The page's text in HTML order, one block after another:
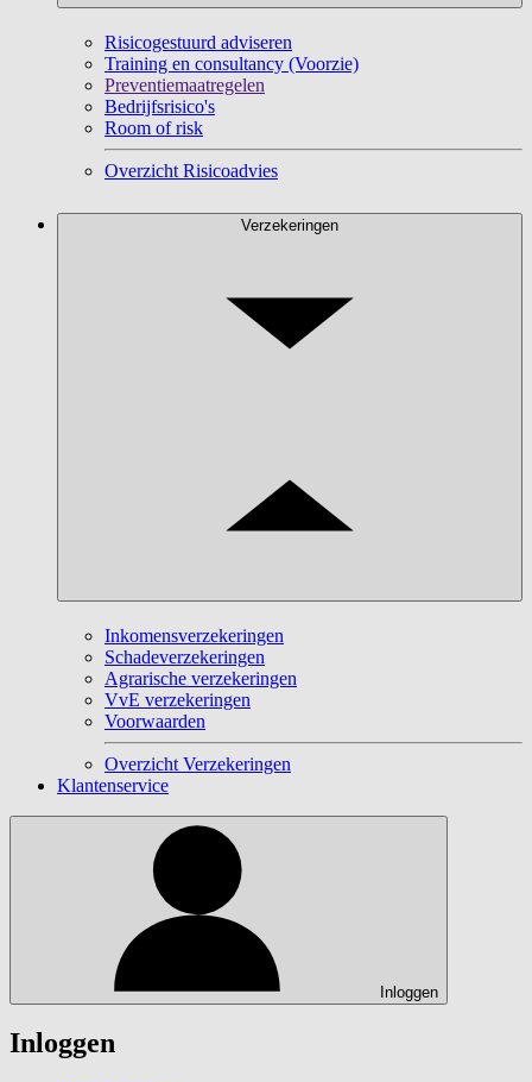
Risicogestuurd adviseren
Training en consultancy (Voorzie)
Preventiemaatregelen
Bedrijfsrisico's
Room of risk
Overzicht Risicoadvies
Verzekeringen
Inkomensverzekeringen
Schadeverzekeringen
Agrarische verzekeringen
VvE verzekeringen
Voorwaarden
Overzicht Verzekeringen
Klantenservice
Inloggen
Inloggen